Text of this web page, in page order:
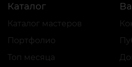
Каталог
Каталог мастеров
Портфолио
Топ месяца